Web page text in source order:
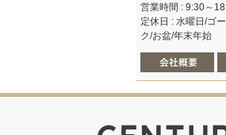
営業時間 : 9:30～
定休日 : 水曜日/ゴ
ク/お盆/年末年始